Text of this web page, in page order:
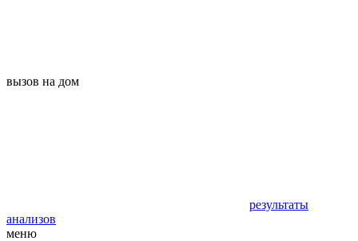
вызов на дом
результаты
анализов
меню